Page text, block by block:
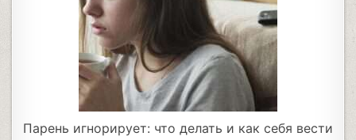
Парень игнорирует: что делать и как себя вести